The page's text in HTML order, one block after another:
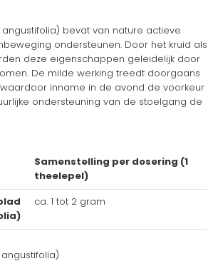
bevat van nature actieve
ondersteunen. Door het kruid als
deze eigenschappen geleidelijk door
De milde werking treedt doorgaans
inname in de avond de voorkeur
ondersteuning van de stoelgang de
Samenstelling per dosering (1
theelepel)
ca. 1 tot 2 gram